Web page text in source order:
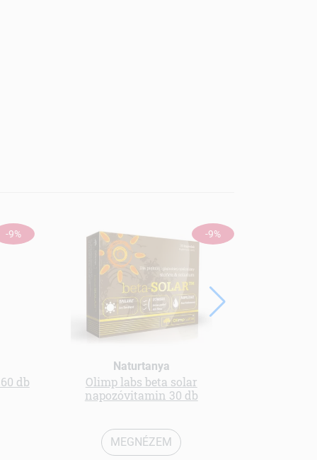
-9%
db
-9%
Naturtanya
Olimp labs beta solar
napozóvitamin 30 db
MEGNÉZEM